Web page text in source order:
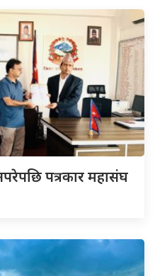
पत्रकार महासंघ